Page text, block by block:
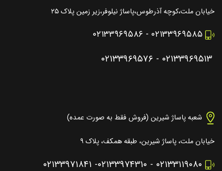
خیابان ملت،کوچه آذرطوس،پاساژ نیلوفر،زیر زمین پلاک ۲۵
۰۲۱۳۳۹۶۹۵۸۵ - ۰۲۱۳۳۹۶۹۵۸۶
۰۲۱۳۳۹۶۹۵۱۳ - ۰۲۱۳۳۹۶۹۵۷۶
شعبه پاساژ شیرین (فروش فقط به صورت عمده)
خیابان ملت، پاساژ شیرین، طبقه همکف، پلاک ۹
۰۲۱۳۳۱۱۹۰۸۰ - ۰۲۱۳۳۹۷۴۳۱۰- ۰۲۱۳۳۹۷۱۸۴۱